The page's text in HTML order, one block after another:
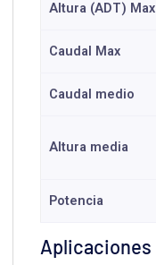
Altura (ADT) Max
Caudal Max
Caudal medio
Altura media
Potencia
Aplicaciones